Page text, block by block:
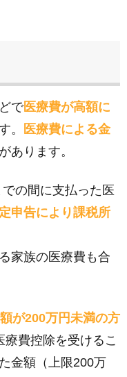
で医療費が高額に
。
医療費による金
あります。
の間に支払った医
申告により課税所
家族の医療費も合
が200万円未満の方
療費控除を受けるこ
金額（上限200万